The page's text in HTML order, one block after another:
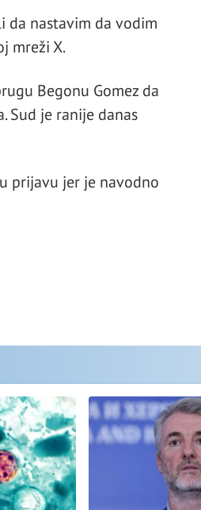
nastavim da vodim
mreži X.
Begonu Gomez da
Sud je ranije danas
prijavu jer je navodno